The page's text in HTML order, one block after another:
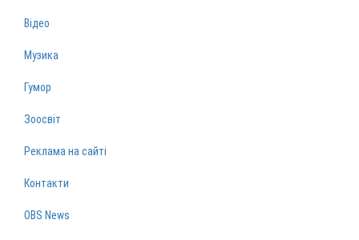
Відео
Музика
Гумор
Зоосвіт
Реклама на сайті
Контакти
OBS News